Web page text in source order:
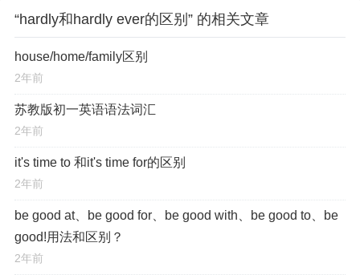
“hardly和hardly ever的区别” 的相关文章
house/home/family区别
2年前
苏教版初一英语语法词汇
2年前
​it's time to 和it's time for的区别
2年前
be good at、be good for、be good with、be good to、be
good!用法和区别？
2年前